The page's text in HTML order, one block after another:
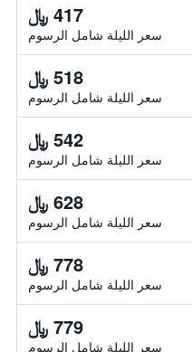
417 ﷼
سعر الليلة شامل الرسوم
518 ﷼
سعر الليلة شامل الرسوم
542 ﷼
سعر الليلة شامل الرسوم
628 ﷼
سعر الليلة شامل الرسوم
778 ﷼
سعر الليلة شامل الرسوم
779 ﷼
سعر الليلة شامل الرسوم